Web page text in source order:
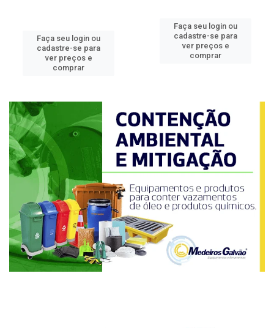
Faça seu login ou
cadastre-se para
ver preços e
comprar
Faça seu login ou
cadastre-se para
ver preços e
comprar